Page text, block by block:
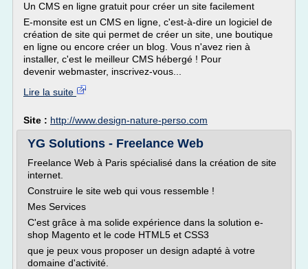
Un CMS en ligne gratuit pour créer un site facilement
E-monsite est un CMS en ligne, c'est-à-dire un logiciel de
création de site qui permet de créer un site, une boutique
en ligne ou encore créer un blog. Vous n'avez rien à
installer, c'est le meilleur CMS hébergé ! Pour
devenir webmaster, inscrivez-vous...
Lire la suite
Site : http://www.design-nature-perso.com
YG Solutions - Freelance Web
Freelance Web à Paris spécialisé dans la création de site
internet.
Construire le site web qui vous ressemble !
Mes Services
C'est grâce à ma solide expérience dans la solution e-
shop Magento et le code HTML5 et CSS3
que je peux vous proposer un design adapté à votre
domaine d'activité.